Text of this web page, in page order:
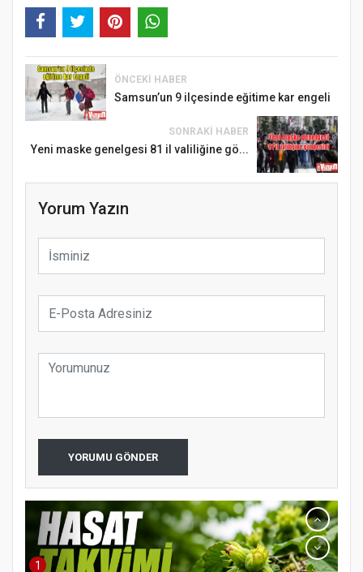
ÖNCEKI HABER
Samsun’un 9 ilçesinde eğitime kar engeli
SONRAKI HABER
Yeni maske genelgesi 81 il valiliğine gö...
Yorum Yazın
YORUMU GÖNDER
1